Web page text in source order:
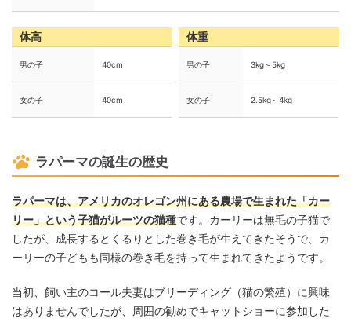
体高
男の子 40cm
女の子 40cm
体重
男の子 3kg～5kg
女の子 2.5kg～4kg
ラパーマの誕生の歴史
ラパーマは、アメリカのオレゴン州にある農場で生まれた「カー
リー」という子猫がルーツの猫種です。カーリーは無毛の子猫で
したが、成長するとくるりとした巻き毛が生えてきたそうで、カ
ーリーの子どもも同様の巻き毛を持って生まれてきたようです。
当初、飼い主のコール夫妻はブリーディング（猫の繁殖）に興味
はありませんでしたが、周囲の勧めでキャットショーに参加した